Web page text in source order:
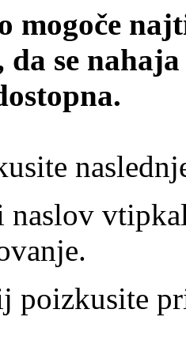
mogoče
da se
naslov
poizkusite